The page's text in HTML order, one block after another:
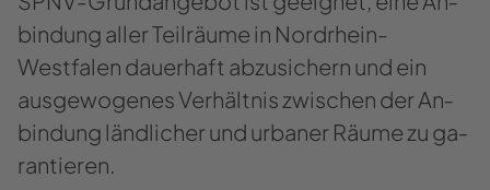
bin­dung aller Teil­räu­me in Nordrhein-​
Westfalen dau­er­haft ab­zu­si­chern und ein
aus­ge­wo­ge­nes Ver­hält­nis zwi­schen der An­
bin­dung länd­li­cher und ur­ba­ner Räume zu ga­
ran­tie­ren.